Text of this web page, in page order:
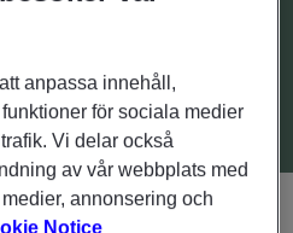
anpassa innehåll,
för sociala medier
Vi delar också
av vår webbplats med
annonsering och
Notice